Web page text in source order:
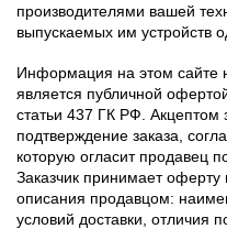
производителями вашей
выпускаемых им устройств
Информация на этом сайте
является публичной
статьи 437 ГК РФ. Акцептом
подтверждение заказа,
которую огласит продавец
Заказчик принимает оферту
описания продавцом:
условий доставки, отличия